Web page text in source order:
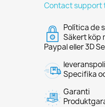
Contact support
Política de
Säkert köp
Paypal eller 3D
Specifika
Garanti